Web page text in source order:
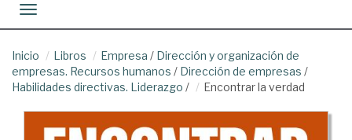
Toggle navigation
Inicio Libros Empresa / Dirección y organización de
empresas. Recursos humanos / Dirección de empresas /
Habilidades directivas. Liderazgo / Encontrar la verdad